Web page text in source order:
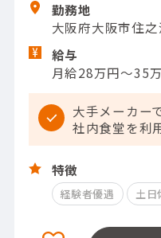
勤務地
大阪府大阪市住
給与
月給28万円～35
大手メーカー
社内食堂を利
特徴
経験者優遇 土日